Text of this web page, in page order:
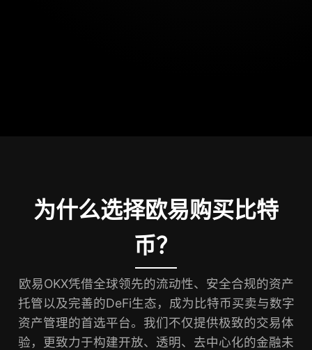
为什么选择欧易购买比特
币？
欧易OKX凭借全球领先的流动性、安全合规的资产
托管以及完善的DeFi生态，成为比特币买卖与数字
资产管理的首选平台。我们不仅提供极致的交易体
验，更致力于构建开放、透明、去中心化的金融未